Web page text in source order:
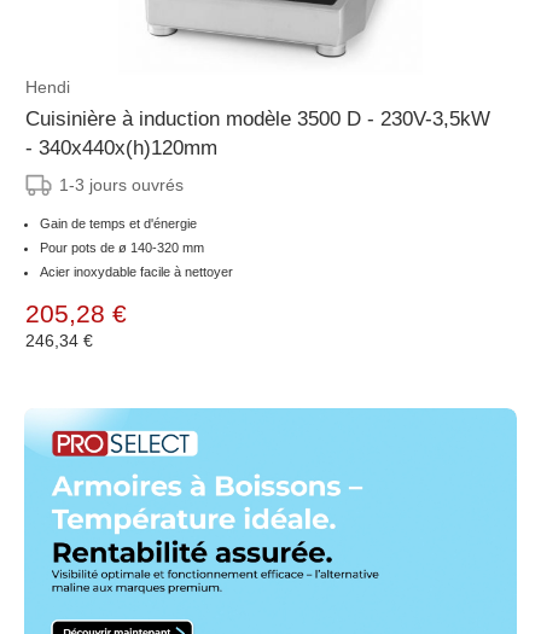
Hendi
Cuisinière à induction modèle 3500 D - 230V-3,5kW
- 340x440x(h)120mm
1-3 jours ouvrés
Gain de temps et d'énergie
Pour pots de ø 140-320 mm
Acier inoxydable facile à nettoyer
205,28 €
246,34 €